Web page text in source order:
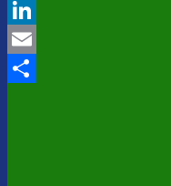
Twitter
LinkedIn
Email